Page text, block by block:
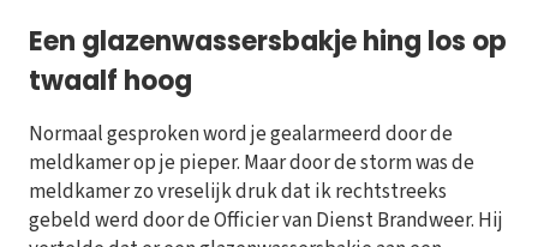
Een glazenwassersbakje hing los op
twaalf hoog
Normaal gesproken word je gealarmeerd door de
meldkamer op je pieper. Maar door de storm was de
meldkamer zo vreselijk druk dat ik rechtstreeks
gebeld werd door de Officier van Dienst Brandweer. Hij